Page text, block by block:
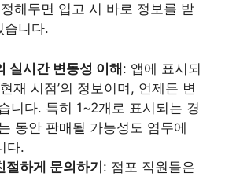
해두면 입고 시 바로 정보를 받
습니다.
실시간 변동성 이해: 앱에 표시되
재 시점’의 정보이며, 언제든 변
니다. 특히 1~2개로 표시되는 경
동안 판매될 가능성도 염두에
다.
절하게 문의하기: 점포 직원들은